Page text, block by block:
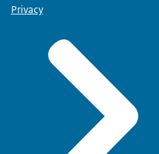
Privacy